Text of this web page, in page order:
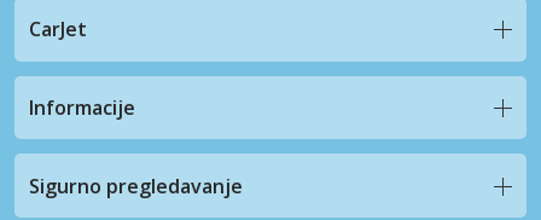
CarJet
Informacije
Sigurno pregledavanje